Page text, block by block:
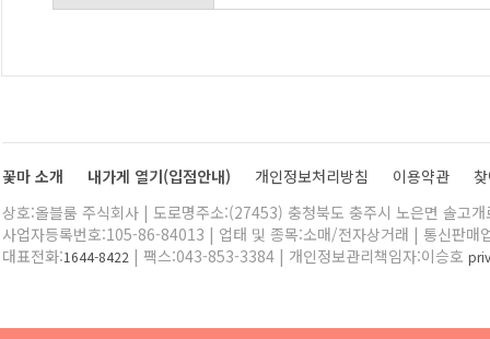
꽃마 소개 내가게 열기(입점안내) 개인정보처리방침 이용약관
상호:올블룸 주식회사 | 도로명주소:(27453) 충청북도 충주시 노은면 솔고
사업자등록번호:105-86-84013 | 업태 및 종목:소매/전자상거래 | 통신판매
대표전화:1644-8422 | 팩스:043-853-3384 | 개인정보관리책임자:이승호